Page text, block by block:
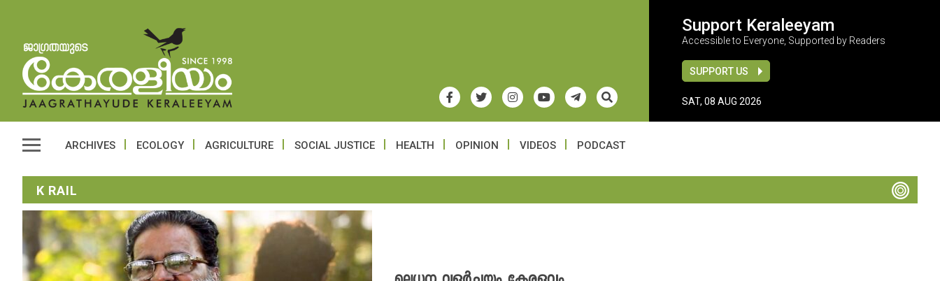
Support Keraleeyam
Accessible to Everyone, Supported by Readers
SUPPORT US
SAT, 08 AUG 2026
ARCHIVES ECOLOGY AGRICULTURE SOCIAL JUSTICE HEALTH OPINION VIDEOS PODCAST
K RAIL